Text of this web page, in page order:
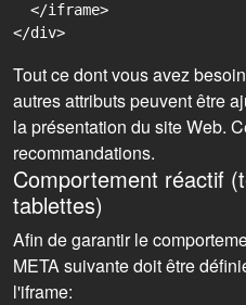
  </iframe>
Tout ce dont vous avez
autres attributs peuvent être
la présentation du site Web.
recommandations.
Comportement réactif
tablettes)
Afin de garantir le
META suivante doit être
l'iframe: